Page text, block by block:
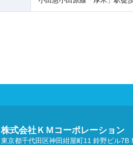
株式会社ＫＭコーポレーション
東京都千代田区神田紺屋町11 鈴野ビル7B